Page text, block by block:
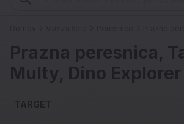
Prazna peresnica,
Multy, Dino Explorer
TARGET